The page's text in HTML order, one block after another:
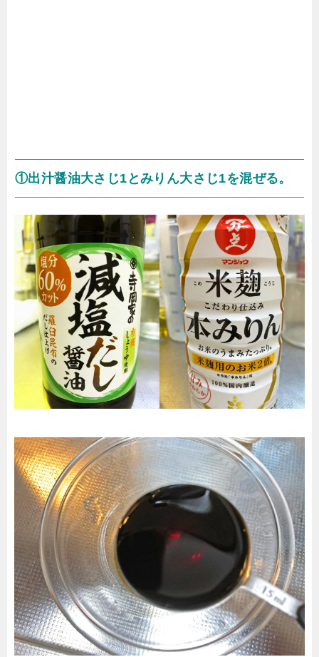
①出汁醤油大さじ1とみりん大さじ1を混ぜる。